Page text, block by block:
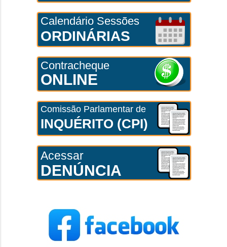
Calendário Sessões
ORDINÁRIAS
Contracheque
ONLINE
Comissão Parlamentar de
INQUÉRITO (CPI)
Acessar
DENÚNCIA